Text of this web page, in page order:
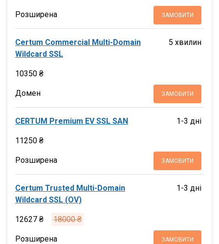
Розширена ЗАМОВИТИ
Certum Commercial Multi-Domain
Wildcard SSL
10350 ₴
5 хвилин
Домен ЗАМОВИТИ
CERTUM Premium EV SSL SAN
11250 ₴
1-3 дні
Розширена ЗАМОВИТИ
Certum Trusted Multi-Domain
Wildcard SSL (OV)
12627 ₴ 18000 ₴
1-3 дні
Розширена ЗАМОВИТИ